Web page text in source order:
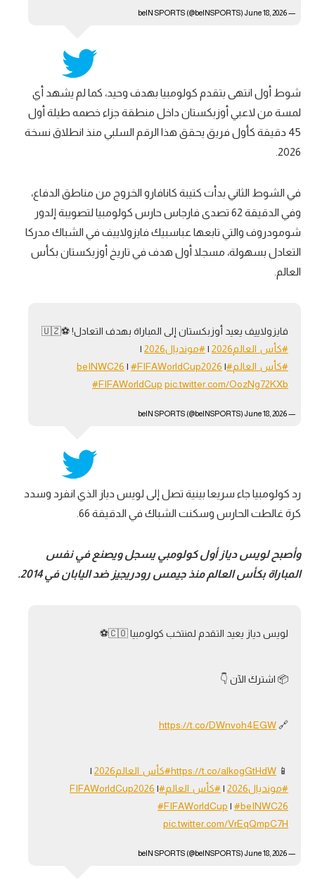
— beIN SPORTS (@beINSPORTS)
June 18, 2026
شوط أول انتهى بتقدم كولومبيا بهدف وحيد، كما لم يشهد أي
لمسة من لاعبي أوزبكستان داخل منطقة جزاء خصمه طيلة أول
45 دقيقة كأول فريق يحقق هذا الرقم السلبي منذ انطلاق نسخة
2026.
في الشوط الثاني بدأت كتيبة كانافارو الخروج من مناطق الدفاع،
وفي الدقيقة 62 تصدى فارجاس حارس كولومبيا لتصويبة إلدور
شومودروف والتي تابعها عباسبيك فايزولاييف في الشباك مدركا
التعادل بسهولة، مسجلا أول هدف في تاريخ أوزبكستان بكأس
العالم.
فايزولاييف يعيد أوزبكستان إلى المباراة بهدف التعادل! ⚽️🇺🇿
#كأس_العالم2026
|#مونديال2026
|
#كأس_العالم#beINWC26
| #FIFAWorldCup2026 |
#FIFAWorldCup pic.twitter.com/OozNg72KXb
— beIN SPORTS (@beINSPORTS)
June 18, 2026
رد كولومبيا جاء سريعا بينية تصل إلى لويس دياز الذي انفرد وسدد
كرة غالطت الحارس وسكنت الشباك في الدقيقة 66.
وأصبح لويس دياز أول كولومبي يسجل ويصنع في نفس
المباراة بكأس العالم منذ جيمس رودريجيز ضد اليابان في 2014.
لويس دياز يعيد التقدم لمنتخب كولومبيا 🇨🇴⚽️
📦 اشترك الآن 👇
🔗
https://t.co/DWnvoh4EGW
📱
https://t.co/alkogGtHdW#كأس_العالم2026
|
#مونديال2026
|#كأس_العالم#FIFAWorldCup2026
|
#FIFAWorldCup | #beINWC26
pic.twitter.com/VrEqQmpC7H
— beIN SPORTS (@beINSPORTS)
June 18, 2026